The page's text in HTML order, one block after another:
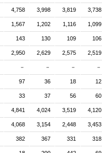
4,758 3,998 3,819 3,738
1,567 1,202 1,116 1,099
143 130 109 106
2,950 2,629 2,575 2,519
－ － － －
97 36 18 12
33 37 56 60
4,841 4,024 3,519 4,120
4,068 3,154 2,448 3,453
382 367 331 318
4,758 3,998 3,819 3,738
1,567 1,202 1,116 1,099
143 130 109 106
2,950 2,629 2,575 2,519
－ － － －
97 36 18 12
33 37 56 60
4,841 4,024 3,519 4,120
4,068 3,154 2,448 3,453
382 367 331 318